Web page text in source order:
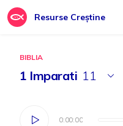
Resurse Creștine
BIBLIA
1 Imparati 11
0:00:00
0:00:00